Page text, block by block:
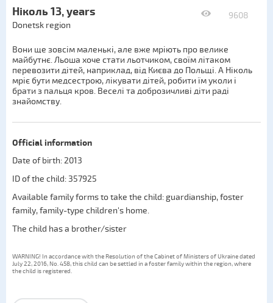
9608
Ніколь 13, years
Donetsk region
Вони ще зовсім маленькі, але вже мріють про велике
майбутнє. Льоша хоче стати льотчиком, своїм літаком
перевозити дітей, наприклад, від Києва до Польщі. А Ніколь
мріє бути медсестрою, лікувати дітей, робити їм уколи і
брати з пальця кров. Веселі та доброзичливі діти раді
знайомству.
Official information
Date of birth: 2013
ID of the child: 357925
Available family forms to take the child: guardianship,foster
family,family-type children's home.
The child has a brother/sister
WARNING! In accordance with the Resolution of the Cabinet of Ministers of Ukraine dated
July 22, 2016, No. 458, this child can be settled in a foster family within the region, where
the child is registered.